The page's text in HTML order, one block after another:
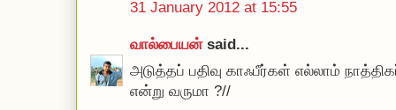
31 January 2012 at 15:55
வால்பையன்said...
அடுத்தப் பதிவு காஃபீர்கள் எல்லாம்
என்று வருமா ?//